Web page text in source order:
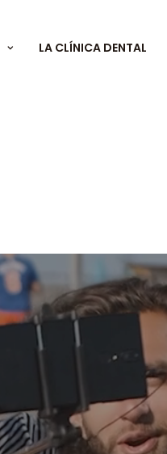
LA CLÍNICA DENTAL